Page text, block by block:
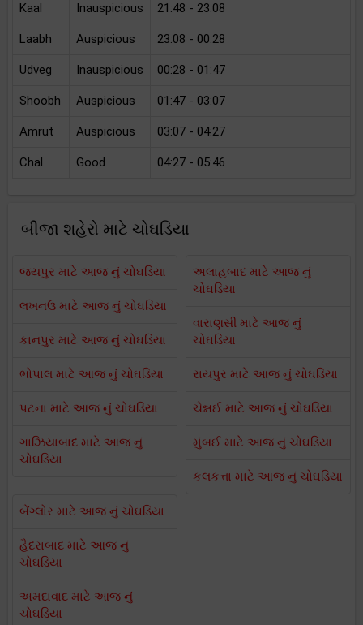
Kaal Inauspicious 21:48 - 23:08
Laabh Auspicious 23:08 - 00:28
Udveg Inauspicious 00:28 - 01:47
Shoobh Auspicious 01:47 - 03:07
Amrut Auspicious 03:07 - 04:27
Chal Good 04:27 - 05:46
બીજા શહેરો માટે ચોઘડિયા
જયપુર માટે આજ નું ચોઘડિયા
લખનઉ માટે આજ નું ચોઘડિયા
કાનપુર માટે આજ નું ચોઘડિયા
ભોપાલ માટે આજ નું ચોઘડિયા
પટના માટે આજ નું ચોઘડિયા
ગાઝિયાબાદ માટે આજ નું
ચોઘડિયા
અલાહબાદ માટે આજ નું
ચોઘડિયા
વારાણસી માટે આજ નું
ચોઘડિયા
રાયપુર માટે આજ નું ચોઘડિયા
ચેન્નઈ માટે આજ નું ચોઘડિયા
મુંબઈ માટે આજ નું ચોઘડિયા
કલકત્તા માટે આજ નું ચોઘડિયા
બેંગ્લોર માટે આજ નું ચોઘડિયા
હૈદરાબાદ માટે આજ નું
ચોઘડિયા
અમદાવાદ માટે આજ નું
ચોઘડિયા